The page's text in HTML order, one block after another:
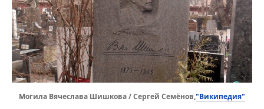
Могила Вячеслава Шишкова / Сергей Семёнов,"Википедия"